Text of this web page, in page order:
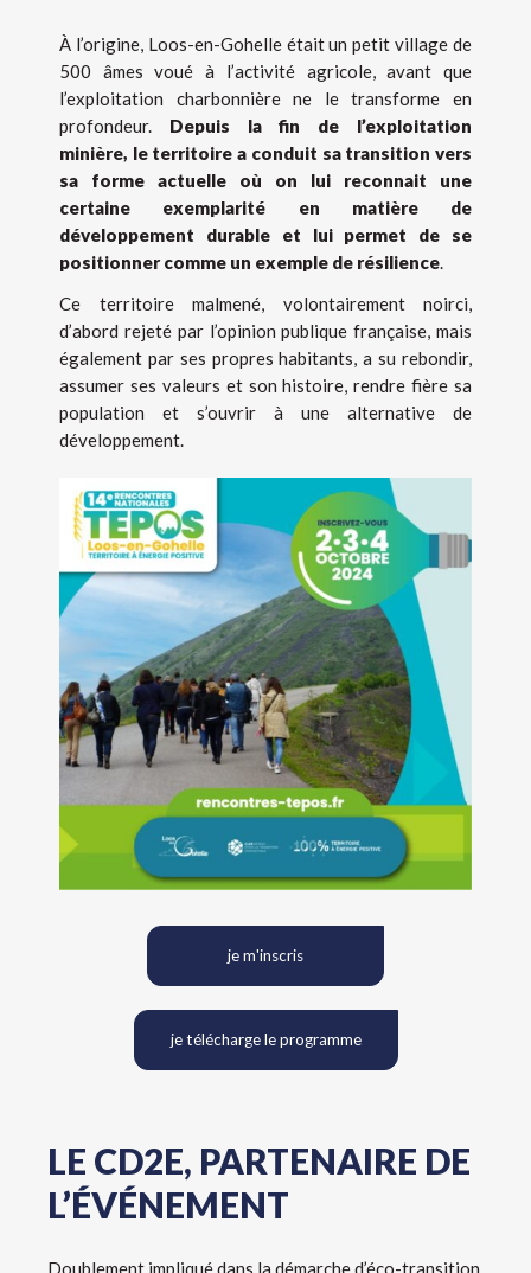
À l’origine, Loos-en-Gohelle était un petit village de
500 âmes voué à l’activité agricole, avant que
l’exploitation charbonnière ne le transforme en
profondeur. Depuis la fin de l’exploitation
minière, le territoire a conduit sa transition vers
sa forme actuelle où on lui reconnait une
certaine exemplarité en matière de
développement durable et lui permet de se
positionner comme un exemple de résilience.
Ce territoire malmené, volontairement noirci,
d’abord rejeté par l’opinion publique française, mais
également par ses propres habitants, a su rebondir,
assumer ses valeurs et son histoire, rendre fière sa
population et s’ouvrir à une alternative de
développement.
je m'inscris
je télécharge le programme
LE CD2E, PARTENAIRE DE
L’ÉVÉNEMENT
Doublement impliqué dans la démarche d’éco-transition,